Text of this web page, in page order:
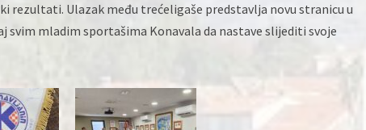
rezultati. Ulazak među trećeligaše predstavlja novu stranicu u
mladim sportašima Konavala da nastave slijediti svoje